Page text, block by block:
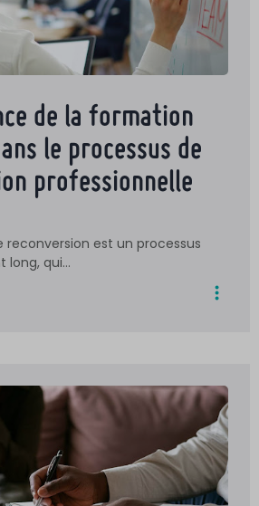
de la formation
le processus de
professionnelle
reconversion est un processus
long, qui…